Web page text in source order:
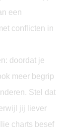
een
conflicten in
doordat je
meer begrip
Stel dat
jij liever
charts besef